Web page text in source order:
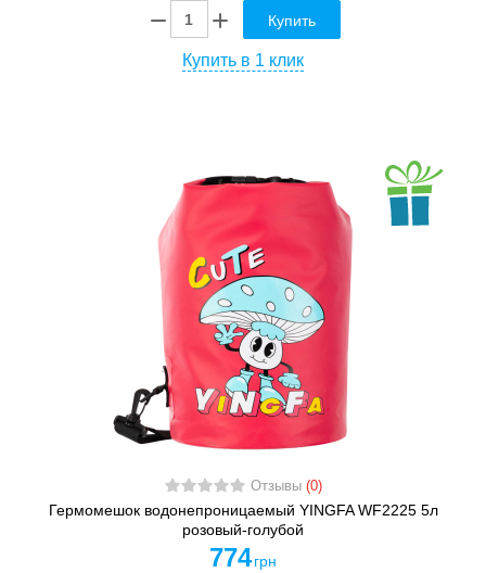
Купить
Купить в 1 клик
Отзывы (0)
Гермомешок водонепроницаемый YINGFA WF2225 5л
розовый-голубой
774 грн